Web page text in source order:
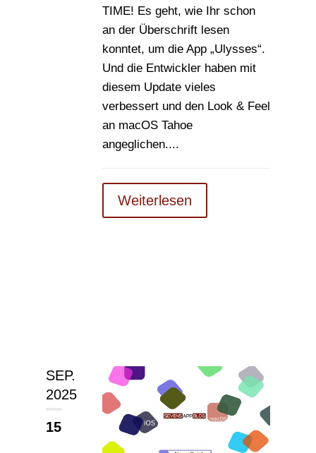
TIME! Es geht, wie Ihr schon
an der Überschrift lesen
konntet, um die App „Ulysses“.
Und die Entwickler haben mit
diesem Update vieles
verbessert und den Look & Feel
an macOS Tahoe
angeglichen....
Weiterlesen
SEP.
2025
15